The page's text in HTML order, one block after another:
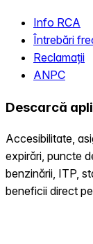
Info RCA
Întrebări
Reclamații
ANPC
Descarcă
Accesibilitate,
expirări, puncte
benzinării, ITP,
beneficii direct